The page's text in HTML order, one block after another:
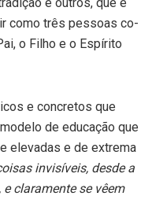
como três pessoas co-
o Filho e o Espírito
e concretos que
de educação que
elevadas e de extrema
invisíveis, desde a
claramente se vêem